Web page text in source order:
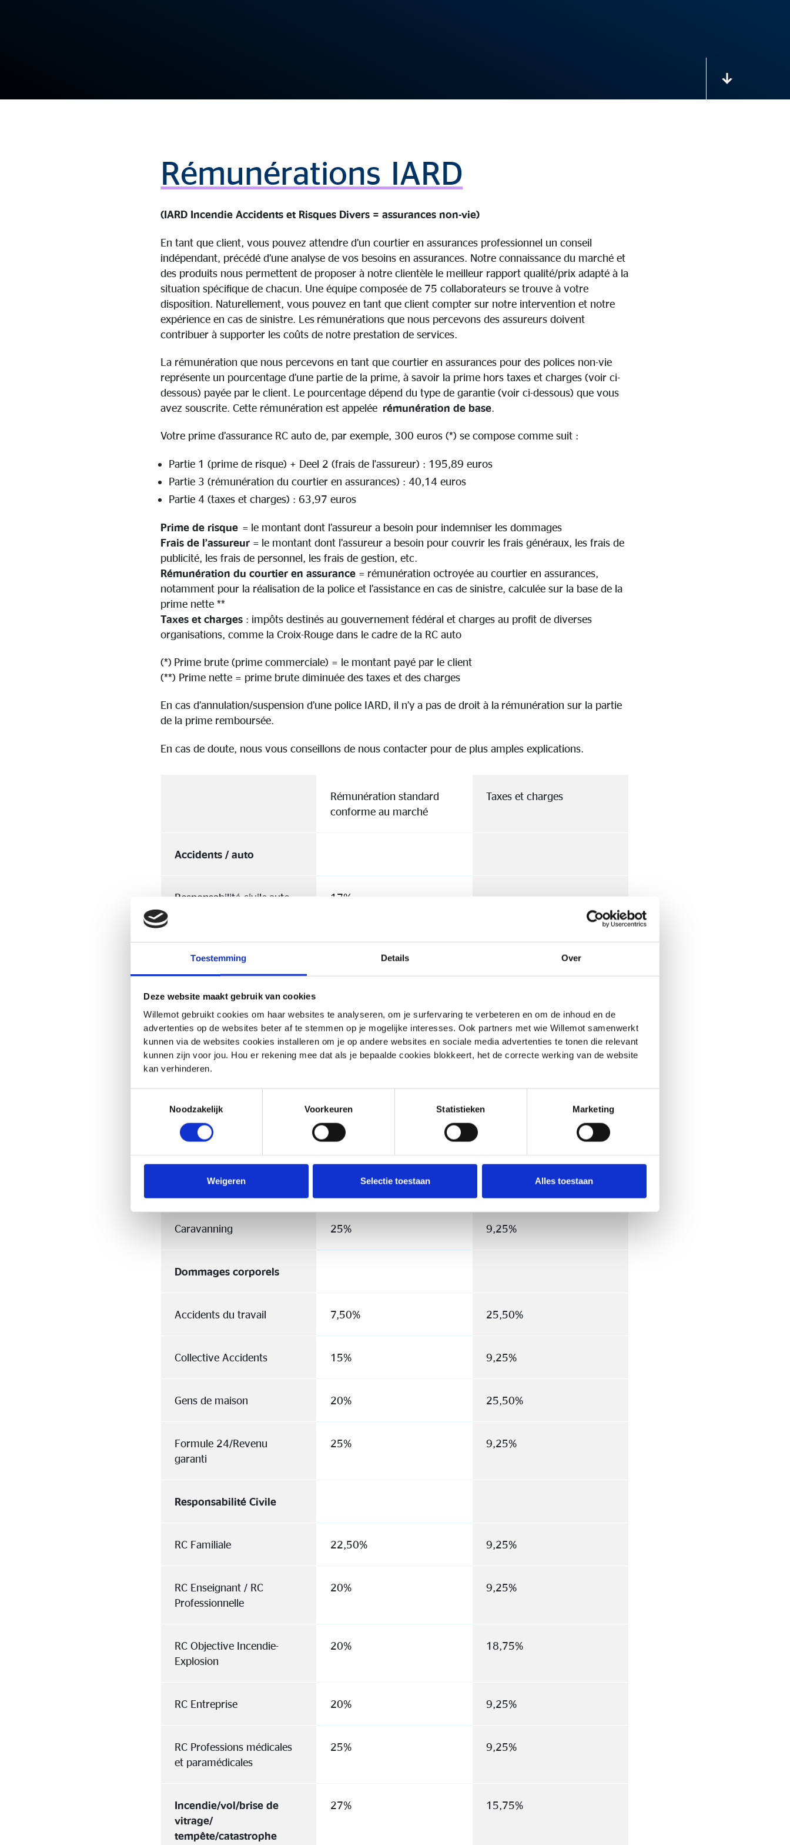
Toestemming Details Over
Deze website maakt gebruik van cookies
Willemot gebruikt cookies om haar websites te analyseren, om je surfervaring te verbeteren en om de inhoud en de
advertenties op de websites beter af te stemmen op je mogelijke interesses. Ook partners met wie Willemot samenwerkt
kunnen via de websites cookies installeren om je op andere websites en sociale media advertenties te tonen die relevant
kunnen zijn voor jou. Hou er rekening mee dat als je bepaalde cookies blokkeert, het de correcte werking van de website
kan verhinderen.
Noodzakelijk
Voorkeuren Statistieken Marketing
Weigeren Selectie toestaan Alles toestaan
Rémunérations IARD
(IARD Incendie Accidents et Risques Divers = assurances non-vie)
En tant que client, vous pouvez attendre d’un courtier en assurances professionnel un conseil
indépendant, précédé d’une analyse de vos besoins en assurances. Notre connaissance du marché et
des produits nous permettent de proposer à notre clientèle le meilleur rapport qualité/prix adapté à la
situation spécifique de chacun. Une équipe composée de 75 collaborateurs se trouve à votre
disposition. Naturellement, vous pouvez en tant que client compter sur notre intervention et notre
expérience en cas de sinistre. Les rémunérations que nous percevons des assureurs doivent
contribuer à supporter les coûts de notre prestation de services.
La rémunération que nous percevons en tant que courtier en assurances pour des polices non-vie
représente un pourcentage d’une partie de la prime, à savoir la prime hors taxes et charges (voir ci-
dessous) payée par le client. Le pourcentage dépend du type de garantie (voir ci-dessous) que vous
avez souscrite. Cette rémunération est appelée rémunération de base
Votre prime d’assurance RC auto de, par exemple, 300 euros (*) se compose comme suit :
Partie 1 (prime de risque) + Deel 2 (frais de l'assureur) : 195,89 euros
Partie 3 (rémunération du courtier en assurances) : 40,14 euros
Partie 4 (taxes et charges) : 63,97 euros
Prime de risque = le montant dont l’assureur a besoin pour indemniser les dommages
Frais de l’assureur = le montant dont l’assureur a besoin pour couvrir les frais généraux, les frais de
publicité, les frais de personnel, les frais de gestion, etc.
Rémunération du courtier en assurance = rémunération octroyée au courtier en assurances,
notamment pour la réalisation de la police et l’assistance en cas de sinistre, calculée sur la base de la
prime nette **
Taxes et charges : impôts destinés au gouvernement fédéral et charges au profit de diverses
organisations, comme la Croix-Rouge dans le cadre de la RC auto
(*) Prime brute (prime commerciale) = le montant payé par le client
(**) Prime nette = prime brute diminuée des taxes et des charges
En cas d’annulation/suspension d’une police IARD, il n’y a pas de droit à la rémunération sur la partie
de la prime remboursée.
En cas de doute, nous vous conseillons de nous contacter pour de plus amples explications.
Rémunération standard
conforme au marché
Taxes et charges
Accidents / auto
Responsabilité civile auto 17%
Grande ou petite
omnium auto
19% 26,75%
Protection juridique auto
Sécurité conducteur /
circulation générale
25% 16,75%
Accidents/temps libre
Bateaux de plaisance
Caravanning 25% 9,25%
Dommages corporels
Accidents du travail 7,50% 25,50%
Collective Accidents 15% 9,25%
Gens de maison 20% 25,50%
Formule 24/Revenu
garanti
25% 9,25%
Responsabilité Civile
RC Familiale 22,50% 9,25%
RC Enseignant / RC
Professionnelle
20% 9,25%
RC Objective Incendie-
Explosion
20% 18,75%
RC Entreprise 20% 9,25%
RC Professions médicales
et paramédicales
25% 9,25%
Incendie/vol/brise de
vitrage/
tempête/catastrophe
27% 15,75%